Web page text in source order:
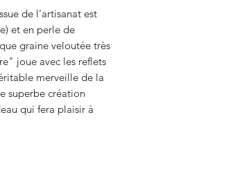
de l'artisanat est
et en perle de
graine veloutée très
joue avec les reflets
merveille de la
superbe création
qui fera plaisir à